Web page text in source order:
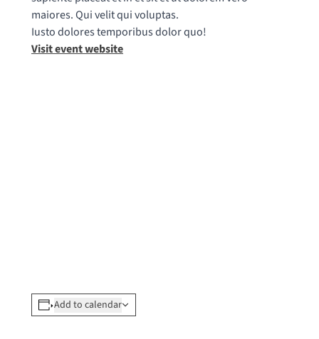
maiores. Qui velit qui voluptas.
Iusto dolores temporibus dolor quo!
Visit event website
Add to calendar